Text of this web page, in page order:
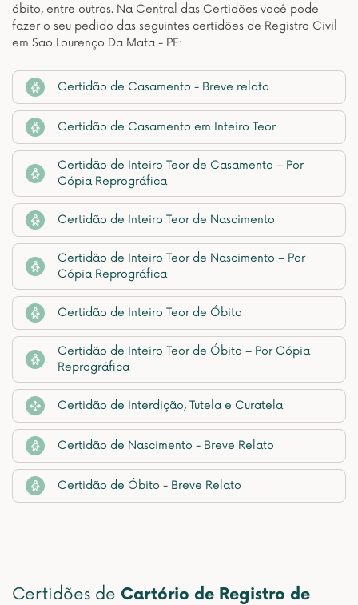
óbito, entre outros. Na Central das Certidões você pode
fazer o seu pedido das seguintes certidões de Registro Civil
em Sao Lourenço Da Mata - PE:
Certidão de Casamento - Breve relato
Certidão de Casamento em Inteiro Teor
Certidão de Inteiro Teor de Casamento – Por
Cópia Reprográfica
Certidão de Inteiro Teor de Nascimento
Certidão de Inteiro Teor de Nascimento – Por
Cópia Reprográfica
Certidão de Inteiro Teor de Óbito
Certidão de Inteiro Teor de Óbito – Por Cópia
Reprográfica
Certidão de Interdição, Tutela e Curatela
Certidão de Nascimento - Breve Relato
Certidão de Óbito - Breve Relato
Certidões de Cartório de Registro de